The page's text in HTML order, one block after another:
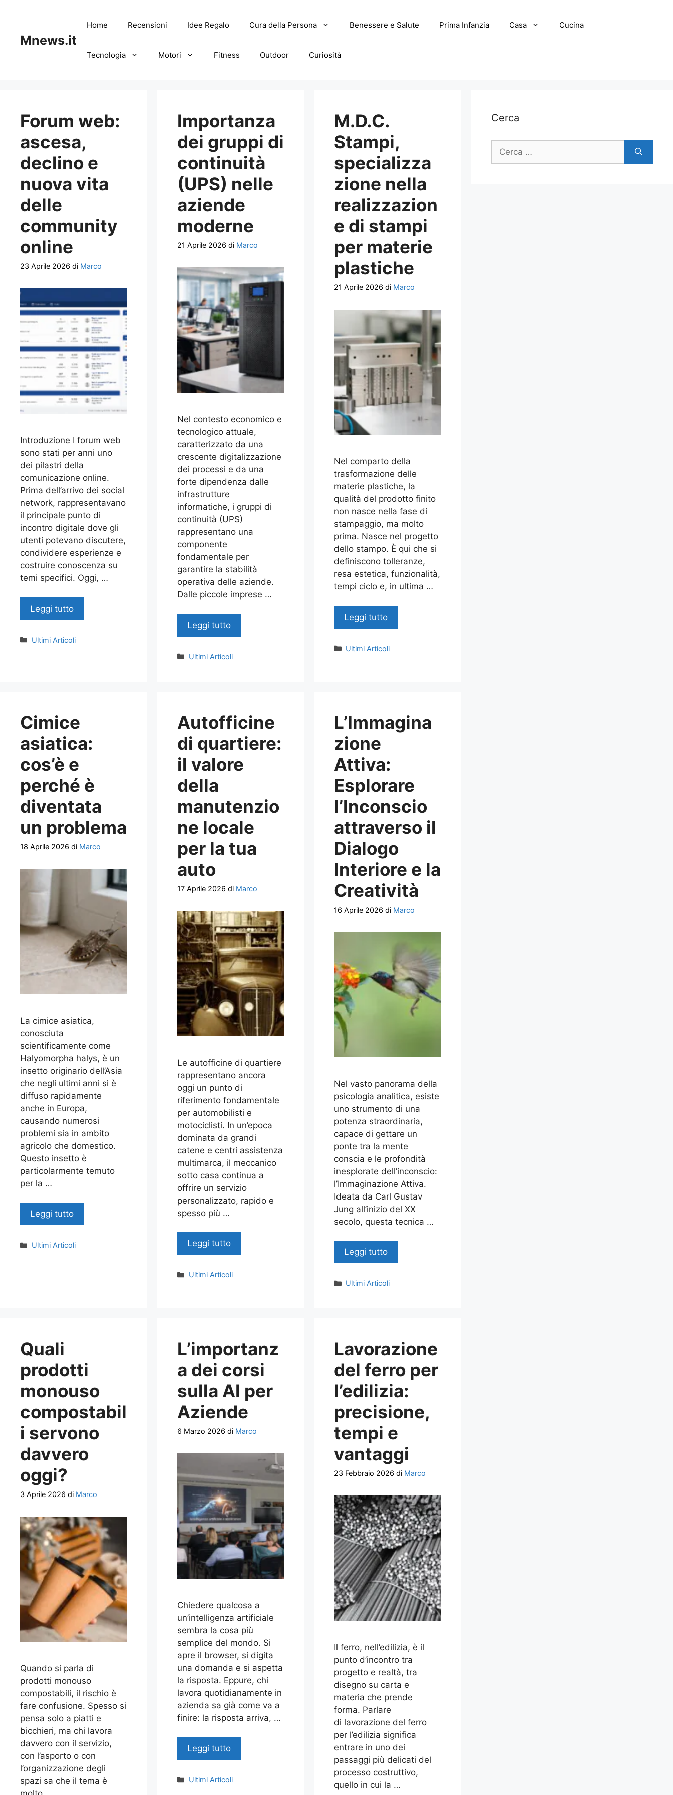
Mnews.it
Home Recensioni Idee Regalo Cura della Persona Benessere e Salute Prima Infanzia Casa Cucina
Tecnologia Motori Fitness Outdoor Curiosità
Forum web:
ascesa,
declino e
nuova vita
delle
community
online
23 Aprile 2026 di Marco
Introduzione I forum web
sono stati per anni uno
dei pilastri della
comunicazione online.
Prima dell’arrivo dei social
network, rappresentavano
il principale punto di
incontro digitale dove gli
utenti potevano discutere,
condividere esperienze e
costruire conoscenza su
temi specifici. Oggi, …
Leggi tutto
Categorie
Ultimi Articoli
Importanza
dei gruppi di
continuità
(UPS) nelle
aziende
moderne
21 Aprile 2026 di Marco
Nel contesto economico e
tecnologico attuale,
caratterizzato da una
crescente digitalizzazione
dei processi e da una
forte dipendenza dalle
infrastrutture
informatiche, i gruppi di
continuità (UPS)
rappresentano una
componente
fondamentale per
garantire la stabilità
operativa delle aziende.
Dalle piccole imprese …
Leggi tutto
Categorie
Ultimi Articoli
M.D.C.
Stampi,
specializza
zione nella
realizzazion
e di stampi
per materie
plastiche
21 Aprile 2026 di Marco
Nel comparto della
trasformazione delle
materie plastiche, la
qualità del prodotto finito
non nasce nella fase di
stampaggio, ma molto
prima. Nasce nel progetto
dello stampo. È qui che si
definiscono tolleranze,
resa estetica, funzionalità,
tempi ciclo e, in ultima …
Leggi tutto
Categorie
Ultimi Articoli
Cimice
asiatica:
cos’è e
perché è
diventata
un problema
18 Aprile 2026 di Marco
La cimice asiatica,
conosciuta
scientificamente come
Halyomorpha halys, è un
insetto originario dell’Asia
che negli ultimi anni si è
diffuso rapidamente
anche in Europa,
causando numerosi
problemi sia in ambito
agricolo che domestico.
Questo insetto è
particolarmente temuto
per la …
Leggi tutto
Categorie
Ultimi Articoli
Autofficine
di quartiere:
il valore
della
manutenzio
ne locale
per la tua
auto
17 Aprile 2026 di Marco
Le autofficine di quartiere
rappresentano ancora
oggi un punto di
riferimento fondamentale
per automobilisti e
motociclisti. In un’epoca
dominata da grandi
catene e centri assistenza
multimarca, il meccanico
sotto casa continua a
offrire un servizio
personalizzato, rapido e
spesso più …
Leggi tutto
Categorie
Ultimi Articoli
L’Immagina
zione
Attiva:
Esplorare
l’Inconscio
attraverso il
Dialogo
Interiore e la
Creatività
16 Aprile 2026 di Marco
Nel vasto panorama della
psicologia analitica, esiste
uno strumento di una
potenza straordinaria,
capace di gettare un
ponte tra la mente
conscia e le profondità
inesplorate dell’inconscio:
l’Immaginazione Attiva.
Ideata da Carl Gustav
Jung all’inizio del XX
secolo, questa tecnica …
Leggi tutto
Categorie
Ultimi Articoli
Quali
prodotti
monouso
compostabil
i servono
davvero
oggi?
3 Aprile 2026 di Marco
Quando si parla di
prodotti monouso
compostabili, il rischio è
fare confusione. Spesso si
pensa solo a piatti e
bicchieri, ma chi lavora
davvero con il servizio,
con l’asporto o con
l’organizzazione degli
spazi sa che il tema è
L’importanz
a dei corsi
sulla AI per
Aziende
6 Marzo 2026 di Marco
Chiedere qualcosa a
un’intelligenza artificiale
sembra la cosa più
semplice del mondo. Si
apre il browser, si digita
una domanda e si aspetta
la risposta. Eppure, chi
lavora quotidianamente in
azienda sa già come va a
finire: la risposta arriva, …
Leggi tutto
Categorie
Ultimi Articoli
Lavorazione
del ferro per
l’edilizia:
precisione,
tempi e
vantaggi
23 Febbraio 2026 di Marco
Il ferro, nell’edilizia, è il
punto d’incontro tra
progetto e realtà, tra
disegno su carta e
materia che prende
forma. Parlare
di lavorazione del ferro
per l’edilizia significa
entrare in uno dei
passaggi più delicati del
processo costruttivo,
quello in cui la …
Cerca
Ricerca